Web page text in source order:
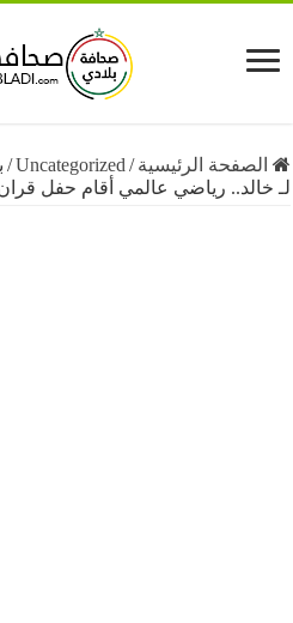
الرئيسية /
Uncategorized
/بعد
رياضي عالمي أقام حفل قران